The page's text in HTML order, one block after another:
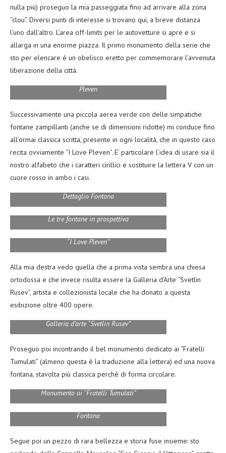
nulla più) proseguo la mia passeggiata fino ad arrivare alla zona
“clou”. Diversi punti di interesse si trovano qui, a breve distanza
l’uno dall’altro. L’area off-limits per le autovetture si apre e si
allarga in una enorme piazza. Il primo monumento della serie che
sto per elencare è un obelisco eretto per commemorare l’avvenuta
liberazione della città.
Pleven
Successivamente una piccola aerea verde con delle simpatiche
fontane zampillanti (anche se di dimensioni ridotte) mi conduce fino
all’ormai classica scritta, presente in ogni località, che in questo caso
recita ovviamente “I Love Pleven”. E’ particolare l’idea di usare sia il
nostro alfabeto che i caratteri cirillici e sostituire la lettera V con un
cuore rosso in ambo i casi.
Dettaglio Fontana
Le tre fontane in prospettiva
“I Love Pleven”
Alla mia destra vedo quella che a prima vista sembra una chiesa
ortodossa e che invece risulta essere la Galleria d’Arte “Svetlin
Rusev”, artista e collezionista locale che ha donato a questa
esibizione oltre 400 opere.
Galleria d’arte “Svetlin Rusev”
Proseguo poi incontrando il bel monumento dedicato ai “Fratelli
Tumulati” (almeno questa è la traduzione alla lettera) ed una nuova
fontana, stavolta più classica perchè di forma circolare.
Monumento ai “Fratelli Tumulati”
Fontana
Segue poi un pezzo di rara bellezza e storia fuse insieme: sto